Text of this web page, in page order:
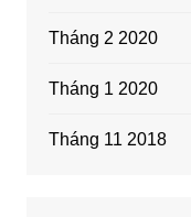
Tháng 2 2020
Tháng 1 2020
Tháng 11 2018